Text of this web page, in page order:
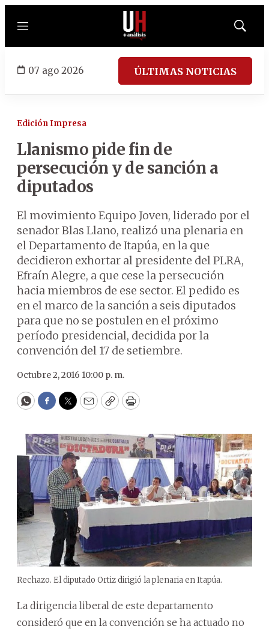
Menú
Mostrar
07 ago 2026 ÚLTIMAS NOTICIAS
Edición Impresa
Llanismo pide fin de
persecución y de sanción a
diputados
El movimiento Equipo Joven, liderado por el
senador Blas Llano, realizó una plenaria en
el Departamento de Itapúa, en la que
decidieron exhortar al presidente del PLRA,
Efraín Alegre, a que cese la persecución
hacia miembros de ese sector. El pedido es
en el marco de la sanción a seis diputados
para que no se postulen en el próximo
período presidencial, decidida por la
convención del 17 de setiembre.
Octubre 2, 2016 10:00 p. m.
WhatsApp
Facebook
Twitter
EmailCopyPrint
Rechazo. El diputado Ortiz dirigió la plenaria en Itapúa.
La dirigencia liberal de este departamento
consideró que en la convención se ha actuado no